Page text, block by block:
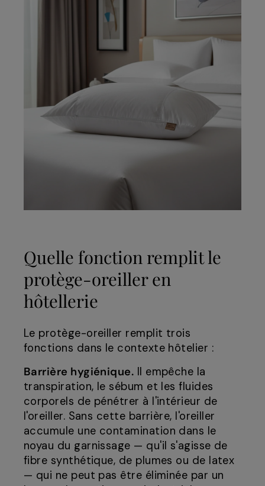
Quelle fonction remplit le
protège-oreiller en
hôtellerie
Le protège-oreiller remplit trois
fonctions dans le contexte hôtelier :
Barrière hygiénique. Il empêche la
transpiration, le sébum et les fluides
corporels de pénétrer à l'intérieur de
l'oreiller. Sans cette barrière, l'oreiller
accumule une contamination dans le
noyau du garnissage — qu'il s'agisse de
fibre synthétique, de plumes ou de latex
— qui ne peut pas être éliminée par un